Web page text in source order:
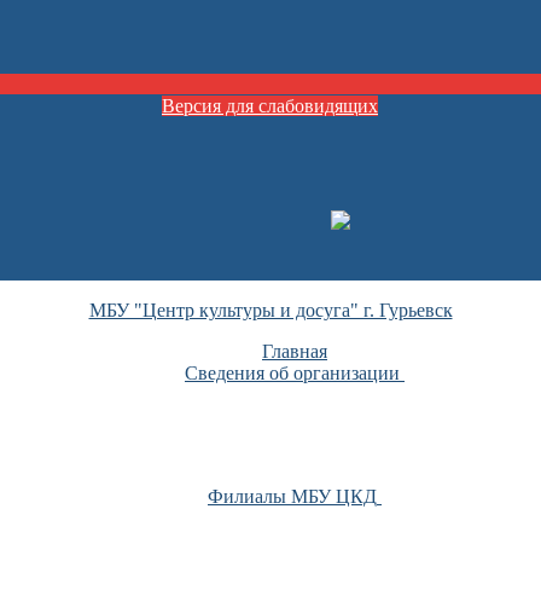
Версия для слабовидящих
МБУ "Центр культуры и досуга" г. Гурьевск
Главная
Сведения об организации
Филиалы МБУ ЦКД